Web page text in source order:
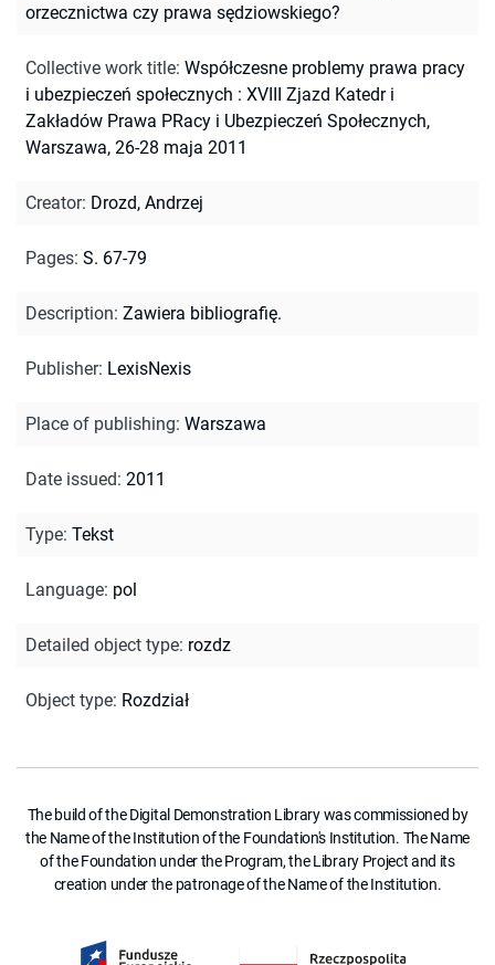
orzecznictwa czy prawa sędziowskiego?
Collective work title: Współczesne problemy prawa pracy
i ubezpieczeń społecznych : XVIII Zjazd Katedr i
Zakładów Prawa PRacy i Ubezpieczeń Społecznych,
Warszawa, 26-28 maja 2011
Creator: Drozd, Andrzej
Pages: S. 67-79
Description: Zawiera bibliografię.
Publisher: LexisNexis
Place of publishing: Warszawa
Date issued: 2011
Type: Tekst
Language: pol
Detailed object type: rozdz
Object type: Rozdział
The build of the Digital Demonstration Library was commissioned by
the Name of the Institution of the Foundation's Institution. The Name
of the Foundation under the Program, the Library Project and its
creation under the patronage of the Name of the Institution.